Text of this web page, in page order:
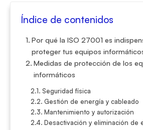
Índice de contenidos
Por qué la ISO 27001 es
proteger tus equipos
Medidas de protección de los
informáticos
Seguridad física
Gestión de energía y cableado
Mantenimiento y autorización
Desactivación y eliminación de